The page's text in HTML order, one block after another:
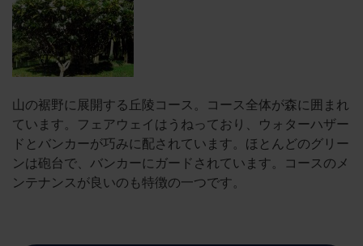
山の裾野に展開する丘陵コース。コース全体が森に囲まれ
ています。フェアウェイはうねっており、ウォターハザー
ドとバンカーが巧みに配されています。ほとんどのグリー
ンは砲台で、バンカーにガードされています。コースのメ
ンテナンスが良いのも特徴の一つです。